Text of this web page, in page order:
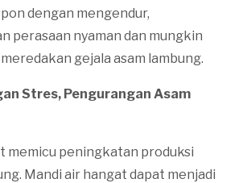
dengan mengendur,
perasaan nyaman dan mungkin
gejala asam lambung.
Stres, Pengurangan Asam
memicu peningkatan produksi
Mandi air hangat dapat menjadi